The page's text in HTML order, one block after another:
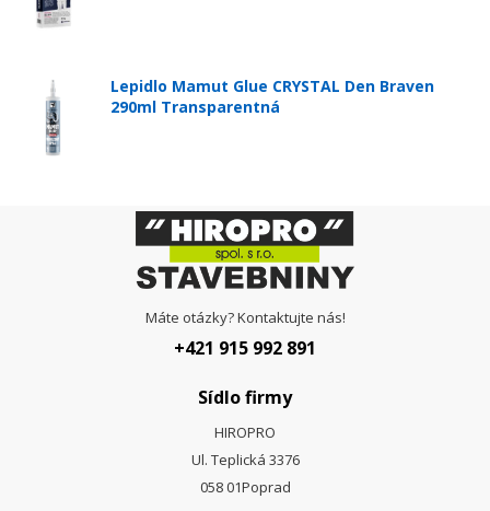
Lepidlo Mamut Glue CRYSTAL Den Braven
290ml Transparentná
Máte otázky? Kontaktujte nás!
+421 915 992 891
Sídlo firmy
HIROPRO
Ul. Teplická 3376
058 01Poprad